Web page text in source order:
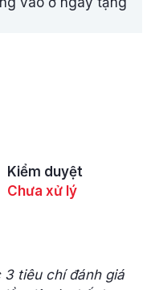
Kiểm duyệt
Chưa xử lý
3 tiêu chí đánh giá